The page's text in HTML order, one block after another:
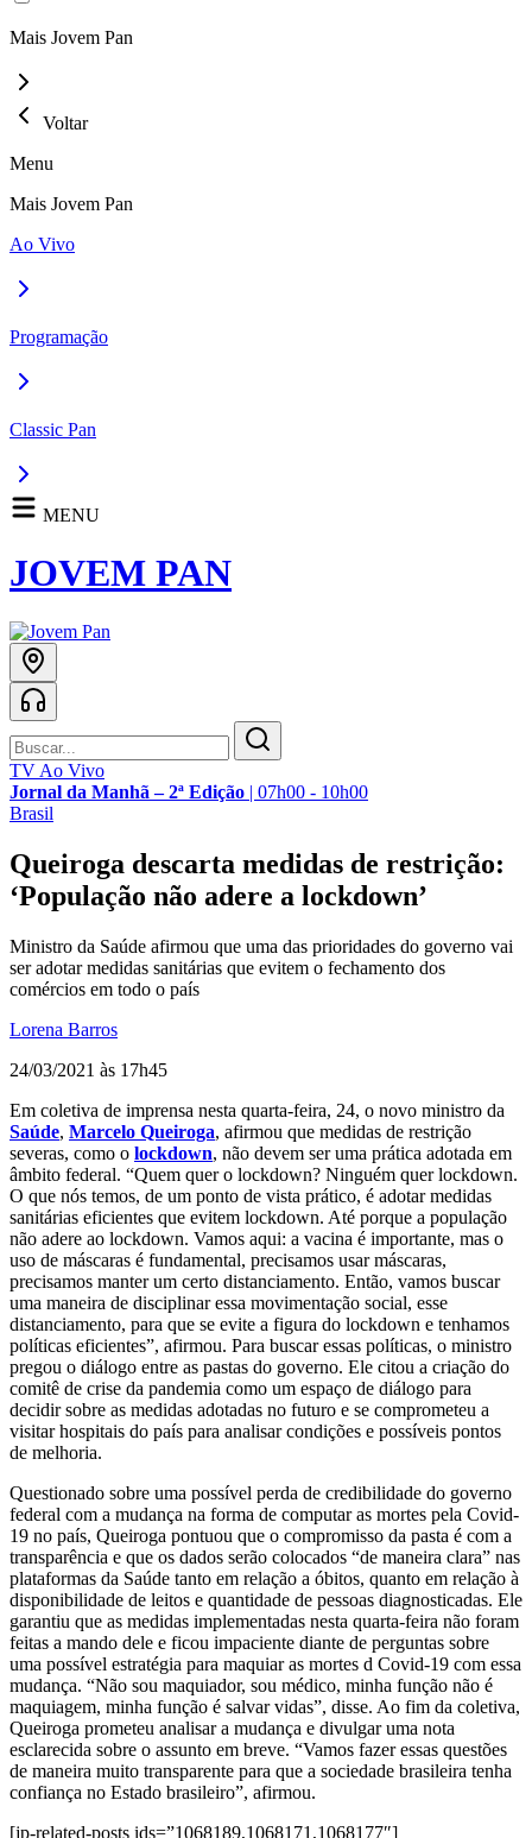
Mais Jovem Pan
Voltar
Menu
Mais Jovem Pan
Ao Vivo
Programação
Classic Pan
MENU
JOVEM PAN
TV Ao Vivo
Jornal da Manhã – 2ª Edição | 07h00 - 10h00
Brasil
Queiroga descarta medidas de restrição:
‘População não adere a lockdown’
Ministro da Saúde afirmou que uma das prioridades do governo vai
ser adotar medidas sanitárias que evitem o fechamento dos
comércios em todo o país
Lorena Barros
24/03/2021 às 17h45
Em coletiva de imprensa nesta quarta-feira, 24, o novo ministro da
Saúde, Marcelo Queiroga, afirmou que medidas de restrição
severas, como o lockdown, não devem ser uma prática adotada em
âmbito federal. “Quem quer o lockdown? Ninguém quer lockdown.
O que nós temos, de um ponto de vista prático, é adotar medidas
sanitárias eficientes que evitem lockdown. Até porque a população
não adere ao lockdown. Vamos aqui: a vacina é importante, mas o
uso de máscaras é fundamental, precisamos usar máscaras,
precisamos manter um certo distanciamento. Então, vamos buscar
uma maneira de disciplinar essa movimentação social, esse
distanciamento, para que se evite a figura do lockdown e tenhamos
políticas eficientes”, afirmou. Para buscar essas políticas, o ministro
pregou o diálogo entre as pastas do governo. Ele citou a criação do
comitê de crise da pandemia como um espaço de diálogo para
decidir sobre as medidas adotadas no futuro e se comprometeu a
visitar hospitais do país para analisar condições e possíveis pontos
de melhoria.
Questionado sobre uma possível perda de credibilidade do governo
federal com a mudança na forma de computar as mortes pela Covid-
19 no país, Queiroga pontuou que o compromisso da pasta é com a
transparência e que os dados serão colocados “de maneira clara” nas
plataformas da Saúde tanto em relação a óbitos, quanto em relação à
disponibilidade de leitos e quantidade de pessoas diagnosticadas. Ele
garantiu que as medidas implementadas nesta quarta-feira não foram
feitas a mando dele e ficou impaciente diante de perguntas sobre
uma possível estratégia para maquiar as mortes d Covid-19 com essa
mudança. “Não sou maquiador, sou médico, minha função não é
maquiagem, minha função é salvar vidas”, disse. Ao fim da coletiva,
Queiroga prometeu analisar a mudança e divulgar uma nota
esclarecida sobre o assunto em breve. “Vamos fazer essas questões
de maneira muito transparente para que a sociedade brasileira tenha
confiança no Estado brasileiro”, afirmou.
[jp-related-posts ids=”1068189,1068171,1068177″]